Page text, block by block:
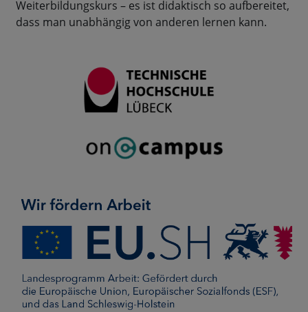
Weiterbildungskurs – es ist didaktisch so aufbereitet,
dass man unabhängig von anderen lernen kann.